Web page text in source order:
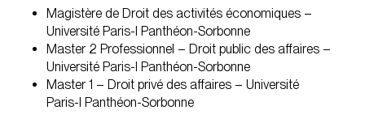
Magistère de Droit des activités économiques –
Université Paris-I Panthéon-Sorbonne
Master 2 Professionnel – Droit public des affaires –
Université Paris-I Panthéon-Sorbonne
Master 1 – Droit privé des affaires – Université
Paris-I Panthéon-Sorbonne